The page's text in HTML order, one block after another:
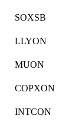
SOXSB
LLYON
MUON
COPXON
INTCON